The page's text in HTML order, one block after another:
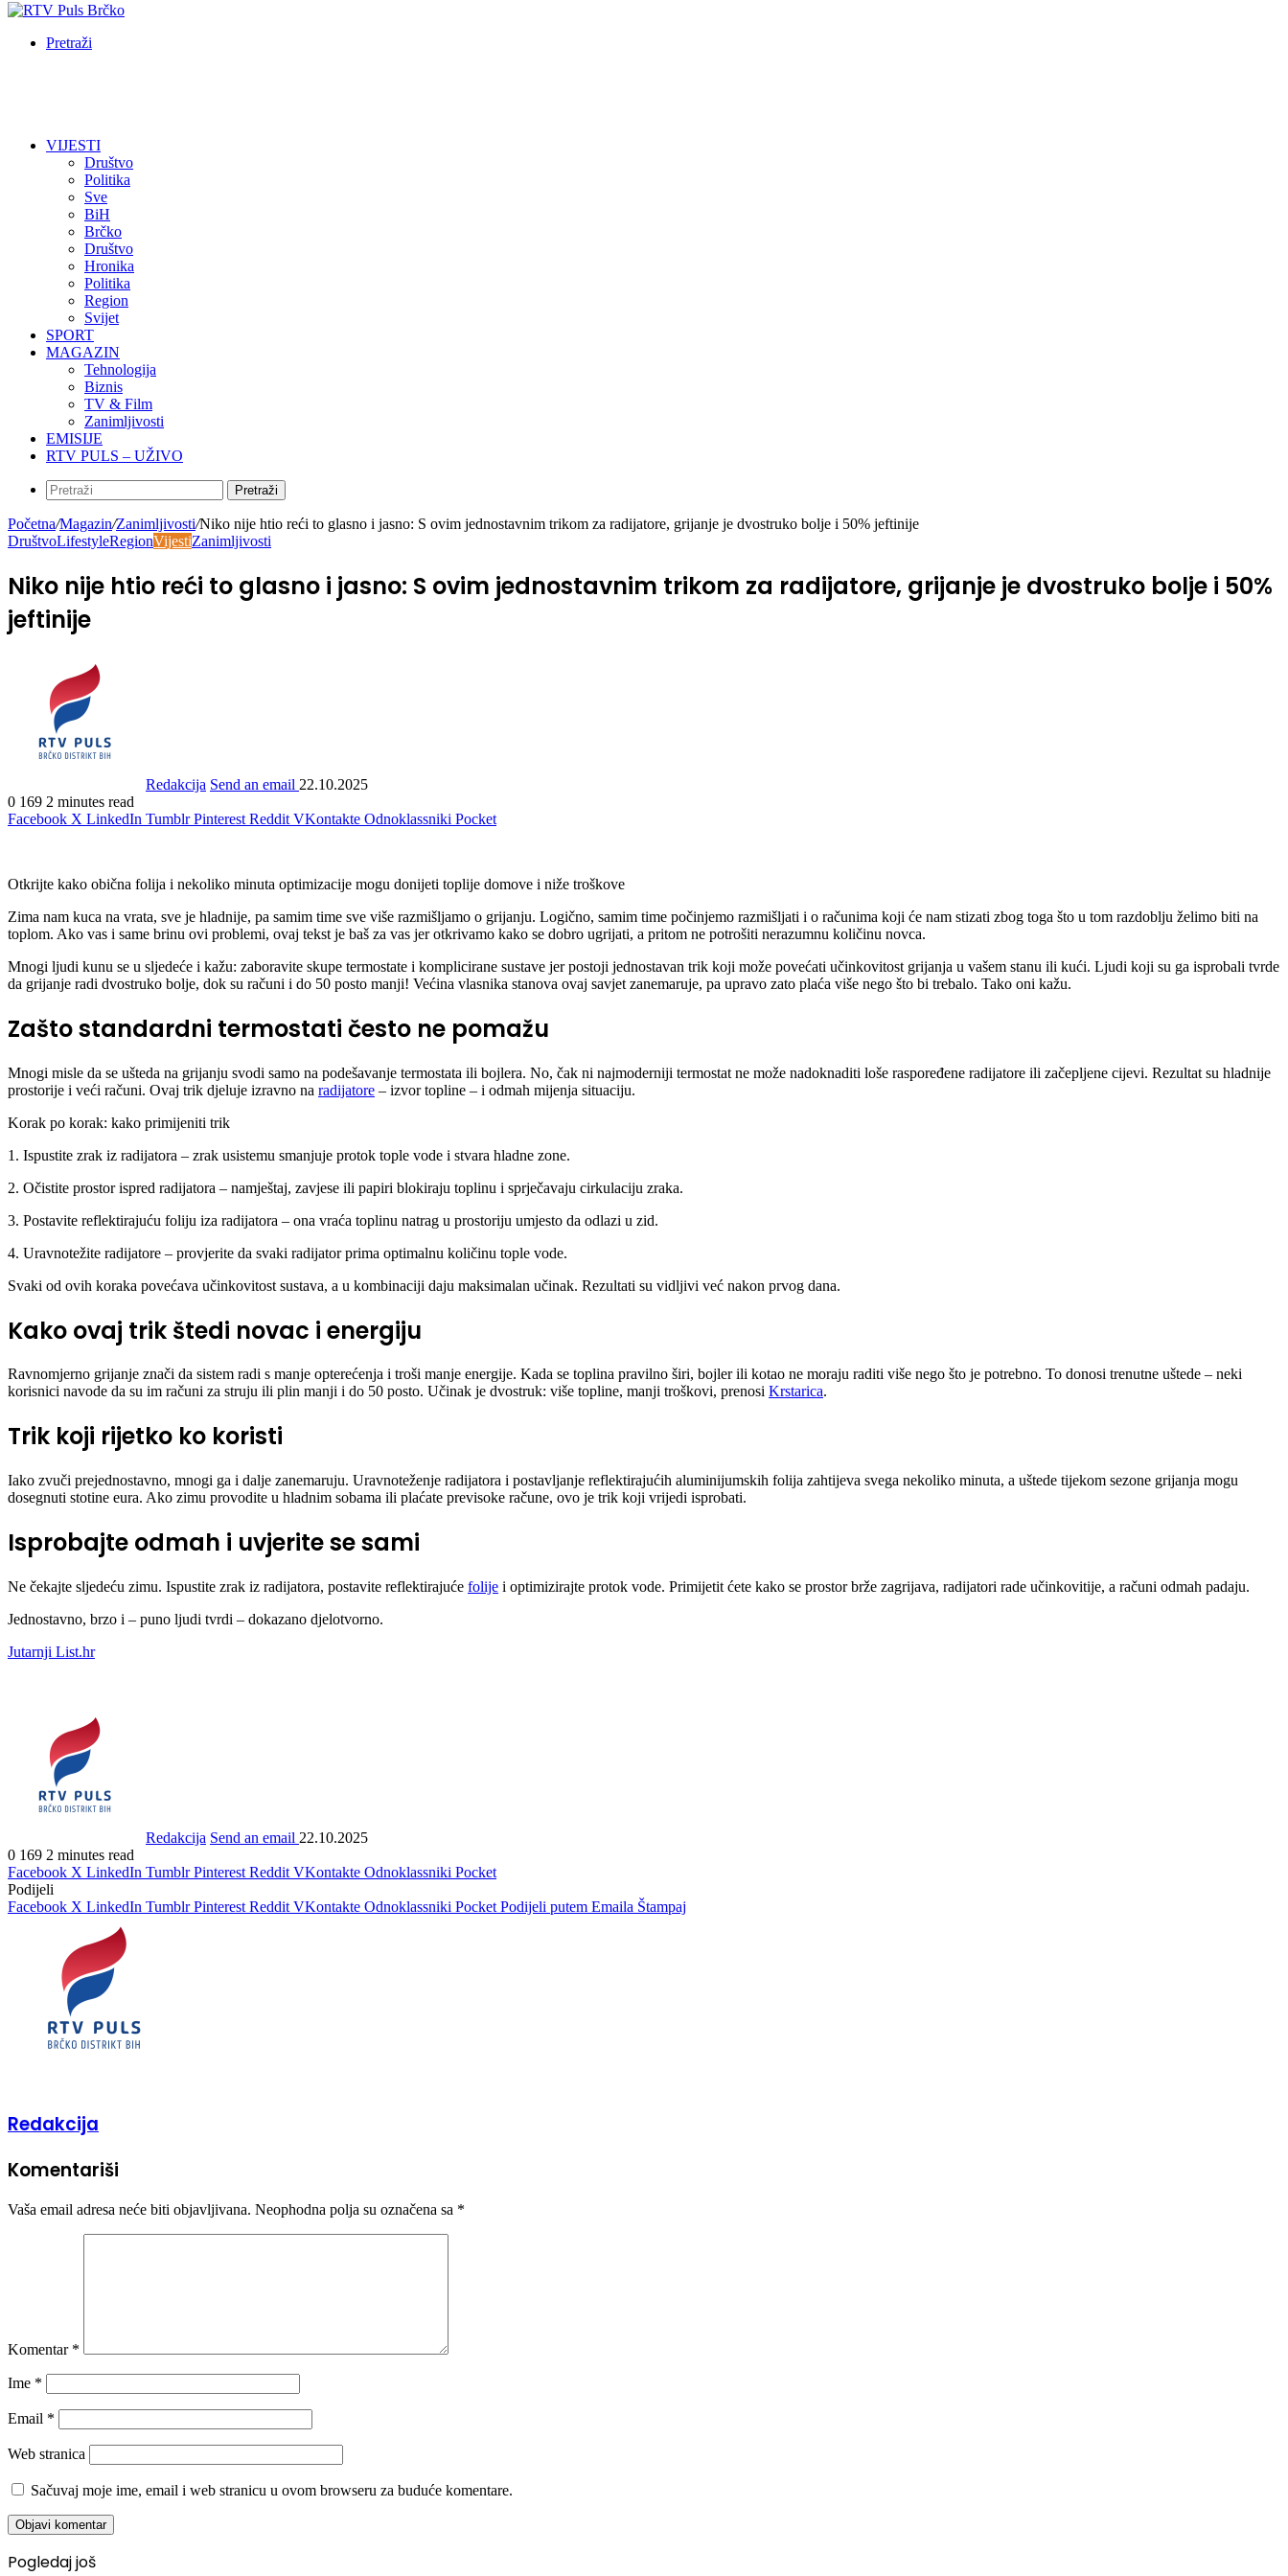
Pretraži
VIJESTI
Društvo
Politika
Sve
BiH
Brčko
Društvo
Hronika
Politika
Region
Svijet
SPORT
MAGAZIN
Tehnologija
Biznis
TV & Film
Zanimljivosti
EMISIJE
RTV PULS – UŽIVO
Pretraži
Početna/Magazin/Zanimljivosti/Niko nije htio reći to glasno i jasno: S ovim jednostavnim trikom za radijatore, grijanje je dvostruko bolje i 50% jeftinije
DruštvoLifestyleRegionVijestiZanimljivosti
Niko nije htio reći to glasno i jasno: S ovim jednostavnim trikom za radijatore, grijanje je dvostruko bolje i 50%
jeftinije
Redakcija Send an email 22.10.2025
0 169 2 minutes read
Facebook X LinkedIn Tumblr Pinterest Reddit VKontakte Odnoklassniki Pocket
Otkrijte kako obična folija i nekoliko minuta optimizacije mogu donijeti toplije domove i niže troškove
Zima nam kuca na vrata, sve je hladnije, pa samim time sve više razmišljamo o grijanju. Logično, samim time počinjemo razmišljati i o računima koji će nam stizati zbog toga što u tom razdoblju želimo biti na
toplom. Ako vas i same brinu ovi problemi, ovaj tekst je baš za vas jer otkrivamo kako se dobro ugrijati, a pritom ne potrošiti nerazumnu količinu novca.
Mnogi ljudi kunu se u sljedeće i kažu: zaboravite skupe termostate i komplicirane sustave jer postoji jednostavan trik koji može povećati učinkovitost grijanja u vašem stanu ili kući. Ljudi koji su ga isprobali tvrde
da grijanje radi dvostruko bolje, dok su računi i do 50 posto manji! Većina vlasnika stanova ovaj savjet zanemaruje, pa upravo zato plaća više nego što bi trebalo. Tako oni kažu.
Zašto standardni termostati često ne pomažu
Mnogi misle da se ušteda na grijanju svodi samo na podešavanje termostata ili bojlera. No, čak ni najmoderniji termostat ne može nadoknaditi loše raspoređene radijatore ili začepljene cijevi. Rezultat su hladnije
prostorije i veći računi. Ovaj trik djeluje izravno na radijatore – izvor topline – i odmah mijenja situaciju.
Korak po korak: kako primijeniti trik
1. Ispustite zrak iz radijatora – zrak usistemu smanjuje protok tople vode i stvara hladne zone.
2. Očistite prostor ispred radijatora – namještaj, zavjese ili papiri blokiraju toplinu i sprječavaju cirkulaciju zraka.
3. Postavite reflektirajuću foliju iza radijatora – ona vraća toplinu natrag u prostoriju umjesto da odlazi u zid.
4. Uravnotežite radijatore – provjerite da svaki radijator prima optimalnu količinu tople vode.
Svaki od ovih koraka povećava učinkovitost sustava, a u kombinaciji daju maksimalan učinak. Rezultati su vidljivi već nakon prvog dana.
Kako ovaj trik štedi novac i energiju
Ravnomjerno grijanje znači da sistem radi s manje opterećenja i troši manje energije. Kada se toplina pravilno širi, bojler ili kotao ne moraju raditi više nego što je potrebno. To donosi trenutne uštede – neki
korisnici navode da su im računi za struju ili plin manji i do 50 posto. Učinak je dvostruk: više topline, manji troškovi, prenosi Krstarica.
Trik koji rijetko ko koristi
Iako zvuči prejednostavno, mnogi ga i dalje zanemaruju. Uravnoteženje radijatora i postavljanje reflektirajućih aluminijumskih folija zahtijeva svega nekoliko minuta, a uštede tijekom sezone grijanja mogu
dosegnuti stotine eura. Ako zimu provodite u hladnim sobama ili plaćate previsoke račune, ovo je trik koji vrijedi isprobati.
Isprobajte odmah i uvjerite se sami
Ne čekajte sljedeću zimu. Ispustite zrak iz radijatora, postavite reflektirajuće folije i optimizirajte protok vode. Primijetit ćete kako se prostor brže zagrijava, radijatori rade učinkovitije, a računi odmah padaju.
Jednostavno, brzo i – puno ljudi tvrdi – dokazano djelotvorno.
Jutarnji List.hr
Redakcija Send an email 22.10.2025
0 169 2 minutes read
Facebook X LinkedIn Tumblr Pinterest Reddit VKontakte Odnoklassniki Pocket
Podijeli
Facebook X LinkedIn Tumblr Pinterest Reddit VKontakte Odnoklassniki Pocket Podijeli putem Emaila Štampaj
Redakcija
Komentariši
Vaša email adresa neće biti objavljivana. Neophodna polja su označena sa *
Komentar *
Ime *
Email *
Web stranica
Sačuvaj moje ime, email i web stranicu u ovom browseru za buduće komentare.
Pogledaj još